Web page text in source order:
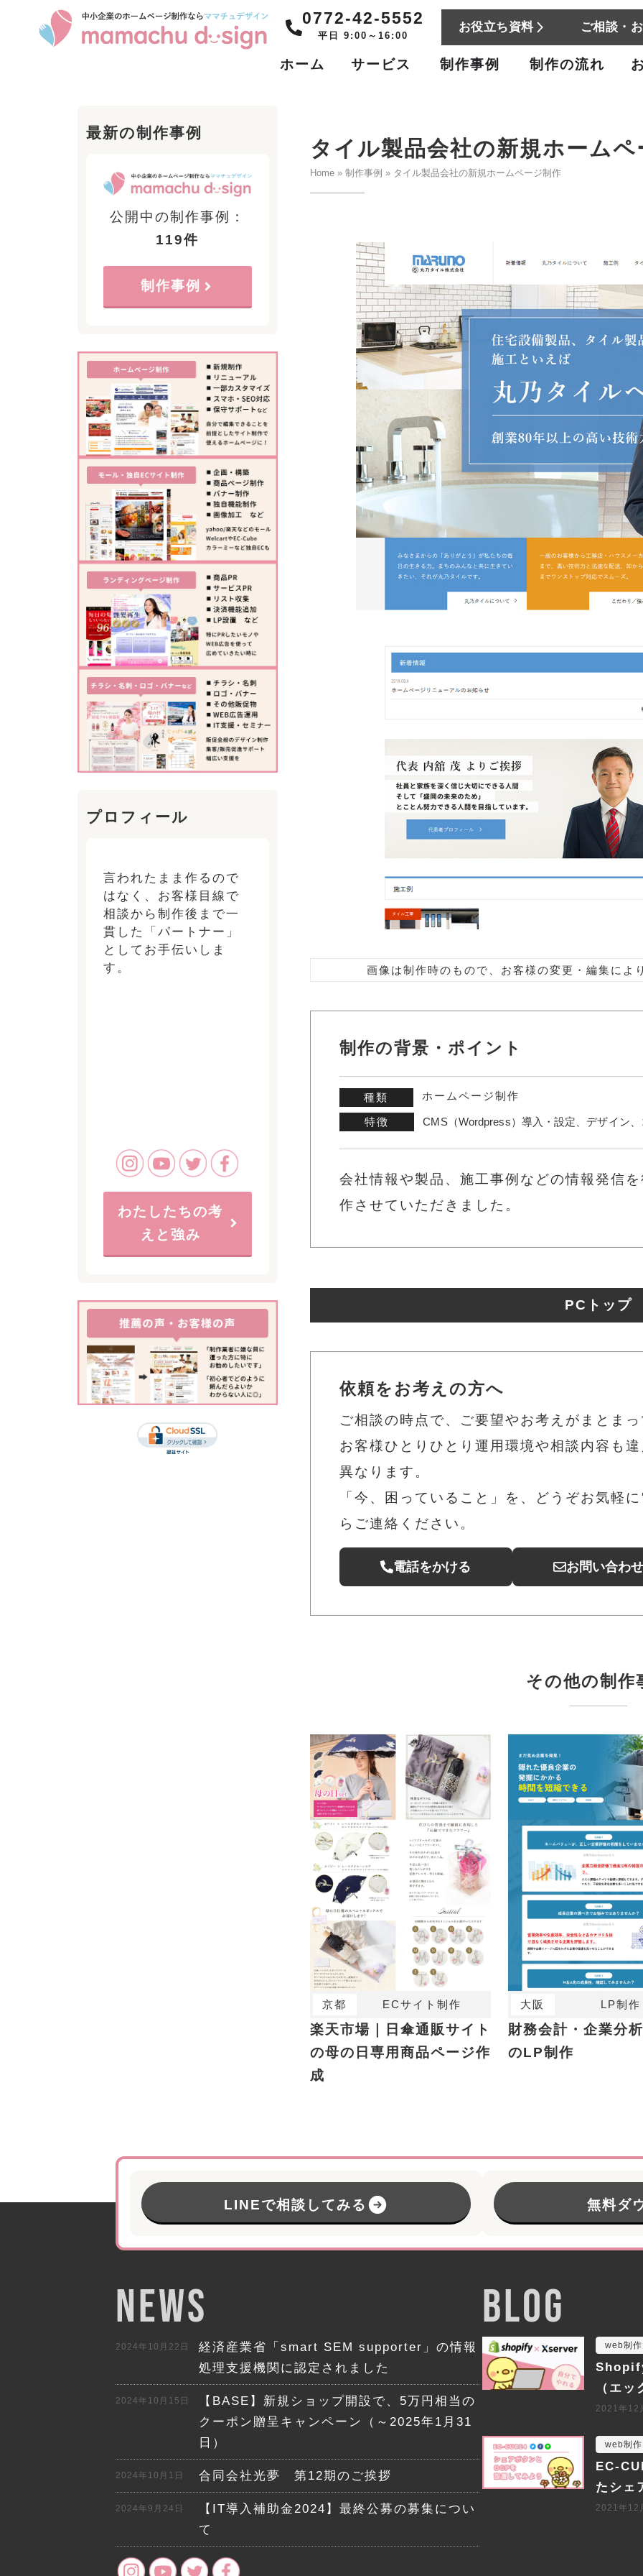
0772-42-5552
平日 9:00～16:00
お役立ち資料 ご相談・
ホーム サービス 制作事例 制作の流れ
最新の制作事例
公開中の制作事例：
119件
制作事例
プロフィール
言われたまま作るので
はなく、お客様目線で
相談から制作後まで一
貫した「パートナー」
としてお手伝いしま
す。
わたしたちの考
えと強み
タイル製品会社の新規ホームペ
Home» 制作事例 » タイル製品会社の新規ホームページ制作
画像は制作時のもので、お客様の変更・編集によ
制作の背景・ポイント
種類 ホームページ制作
特徴 CMS（Wordpress）導入・設定、デザイン
会社情報や製品、施工事例などの情報発信
作させていただきました。
PCトップ
依頼をお考えの方へ
ご相談の時点で、ご要望やお考えがまとま
お客様ひとりひとり運用環境や相談内容も
異なります。
「今、困っていること」を、どうぞお気軽
らご連絡ください。
電話をかける お問い合わ
その他の制作
京都 ECサイト制作
楽天市場｜日傘通販サイト
の母の日専用商品ページ作
成
大阪 LP制作
財務会計・企業分
のLP制作
LINEで相談してみる 無料ダ
NEWS
2024年10月22日
経済産業省「smart SEM supporter」の情報
処理支援機関に認定されました
2024年10月15日
【BASE】新規ショップ開設で、5万円相当の
クーポン贈呈キャンペーン（～2025年1月31
日）
2024年10月1日 合同会社光夢 第12期のご挨拶
2024年9月24日
【IT導入補助金2024】最終公募の募集につい
て
BLOG
web制作
（エ
2021年12
web制作
EC-
たシェ
2021年12